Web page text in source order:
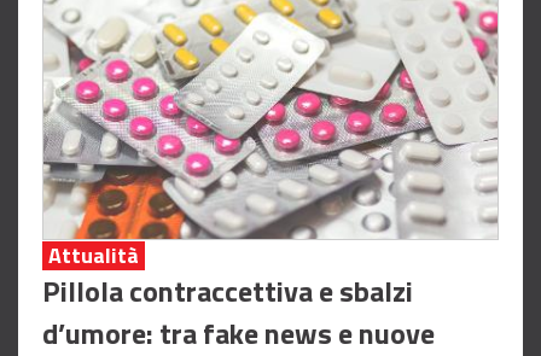
Attualità
Pillola contraccettiva e sbalzi
d’umore: tra fake news e nuove